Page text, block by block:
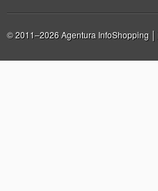
© 2011–2026 Agentura InfoShopping │